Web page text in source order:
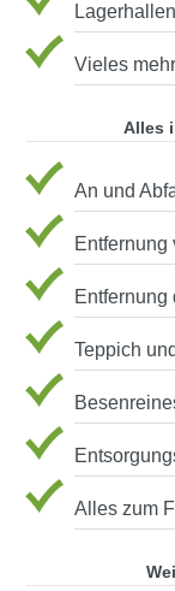
Lagerhallen
Vieles
Alles
An und
Entfernung
Teppich
Alles zum